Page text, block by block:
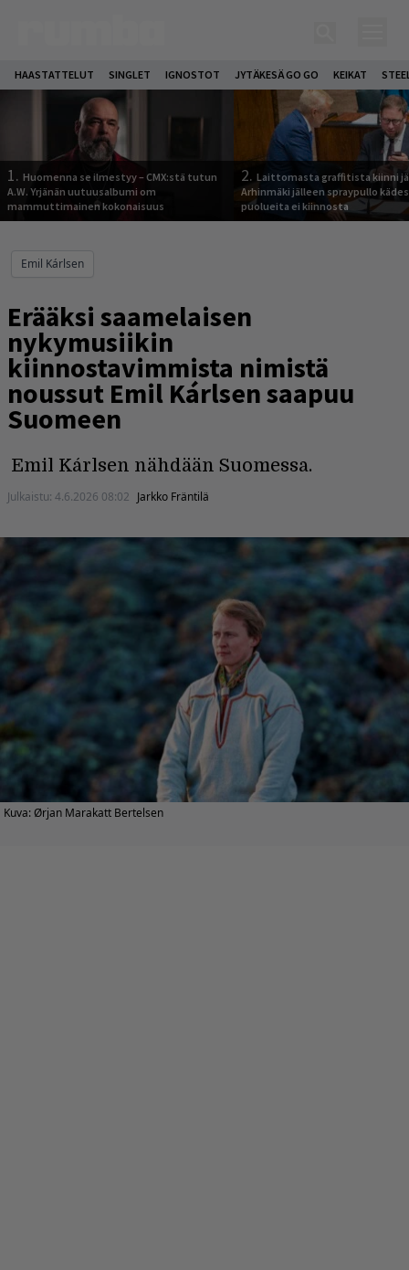
HAASTATTELUT SINGLET IGNOSTOT JYTÄKESÄ GO GO KEIKAT
1. Huomenna se ilmestyy – CMX:stä tutun
A.W. Yrjänän uutuusalbumi om
mammuttimainen kokonaisuus
2. Laittomasta graffitista kiinni
Arhinmäki jälleen spraypullo
puolueita ei kiinnosta
Emil Kárlsen
Erääksi saamelaisen
nykymusiikin
kiinnostavimmista nimistä
noussut Emil Kárlsen saapuu
Suomeen
Emil Kárlsen nähdään Suomessa.
Julkaistu: 4.6.2026 08:02 Jarkko Fräntilä
Kuva: Ørjan Marakatt Bertelsen